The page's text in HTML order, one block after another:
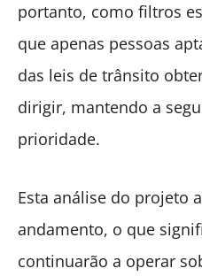
portanto, como filtros
que apenas pessoas
das leis de trânsito
dirigir, mantendo a
prioridade.
Esta análise do projeto
andamento, o que
continuarão a operar